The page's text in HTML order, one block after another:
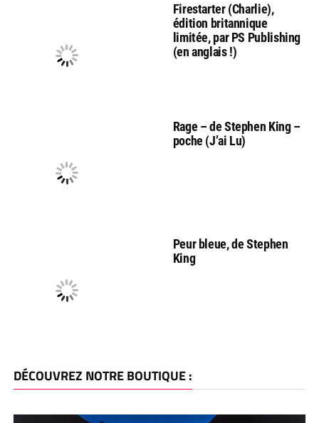
Firestarter (Charlie),
édition britannique
limitée, par PS Publishing
(en anglais !)
Rage – de Stephen King –
poche (J’ai Lu)
Peur bleue, de Stephen
King
DÉCOUVREZ NOTRE BOUTIQUE :